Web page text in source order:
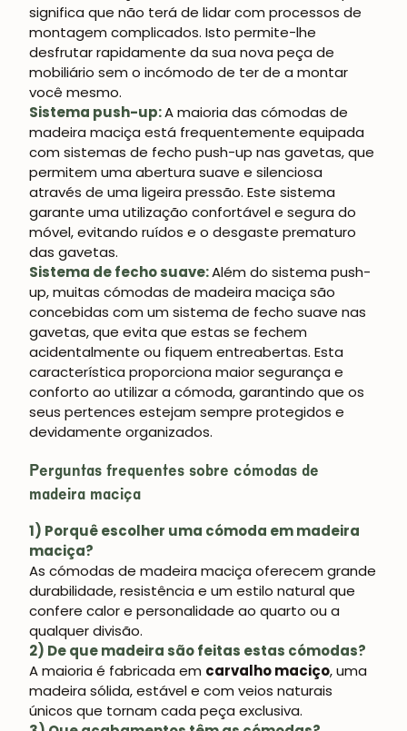
significa que não terá de lidar com processos de
montagem complicados. Isto permite-lhe
desfrutar rapidamente da sua nova peça de
mobiliário sem o incómodo de ter de a montar
você mesmo.
Sistema push-up:A maioria das cómodas de
madeira maciça está frequentemente equipada
com sistemas de fecho push-up nas gavetas, que
permitem uma abertura suave e silenciosa
através de uma ligeira pressão. Este sistema
garante uma utilização confortável e segura do
móvel, evitando ruídos e o desgaste prematuro
das gavetas.
Sistema de fecho suave:Além do sistema push-
up, muitas cómodas de madeira maciça são
concebidas com um sistema de fecho suave nas
gavetas, que evita que estas se fechem
acidentalmente ou fiquem entreabertas. Esta
característica proporciona maior segurança e
conforto ao utilizar a cómoda, garantindo que os
seus pertences estejam sempre protegidos e
devidamente organizados.
Perguntas frequentes sobre cómodas de
madeira maciça
1) Porquê escolher uma cómoda em madeira
maciça?
As cómodas de madeira maciça oferecem grande
durabilidade, resistência e um estilo natural que
confere calor e personalidade ao quarto ou a
qualquer divisão.
2) De que madeira são feitas estas cómodas?
A maioria é fabricada em carvalho maciço, uma
madeira sólida, estável e com veios naturais
únicos que tornam cada peça exclusiva.